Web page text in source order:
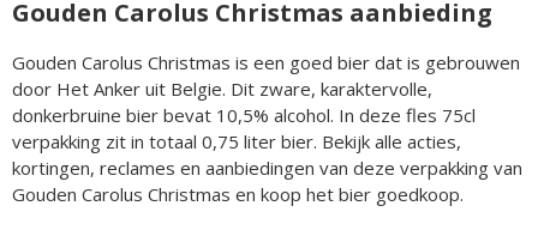
Gouden Carolus Christmas aanbieding
Gouden Carolus Christmas is een goed bier dat is gebrouwen
door Het Anker uit Belgie. Dit zware, karaktervolle,
donkerbruine bier bevat 10,5% alcohol. In deze fles 75cl
verpakking zit in totaal 0,75 liter bier. Bekijk alle acties,
kortingen, reclames en aanbiedingen van deze verpakking van
Gouden Carolus Christmas en koop het bier goedkoop.